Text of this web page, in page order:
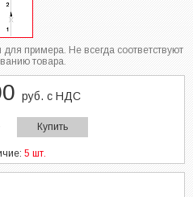
примера. Не всегда соответствуют
товара.
руб. с НДС
Купить
5 шт.